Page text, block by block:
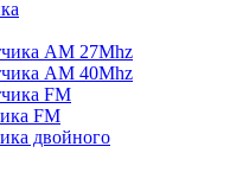
AM 27Mhz
AM 40Mhz
FM
FM
двойного